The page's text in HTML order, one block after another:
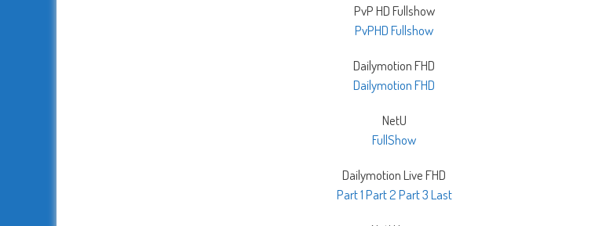
PvP HD Fullshow
PvPHD Fullshow
Dailymotion FHD
Dailymotion FHD
NetU
FullShow
Dailymotion Live FHD
Part 1Part 2Part 3Last